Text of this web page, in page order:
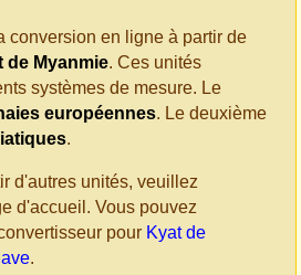
conversion en ligne à partir de
de Myanmie. Ces unités
systèmes de mesure. Le
européennes. Le deuxième
.
d'autres unités, veuillez
d'accueil. Vous pouvez
pour Kyat de
.